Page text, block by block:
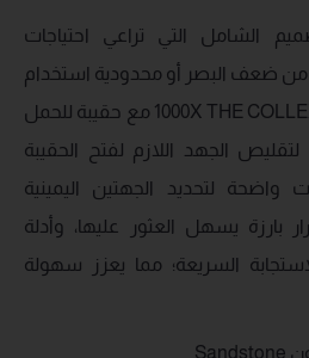
الشامل التي تراعي احتياجات
من ضعف البصر أو محدودية استخدام
اليدين، تأتي سماعات 1000X THE COLLEXION مع حقيبة للحمل
الجهد اللازم لفتح الحقيبة
واضحة لتحديد الجهتين اليمينية
بارزة يسهل العثور عليها، وأدلة
السريعة؛ مما يعزز سهولة